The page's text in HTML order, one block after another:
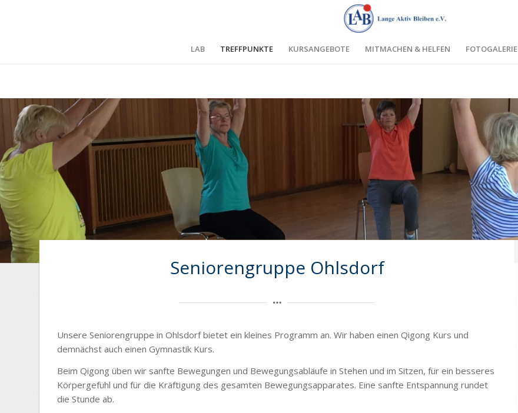
LAB TREFFPUNKTE KURSANGEBOTE MITMACHEN & HELFEN FOTOGALERIE
Seniorengruppe Ohlsdorf
Unsere Seniorengruppe in Ohlsdorf bietet ein kleines Programm an. Wir haben einen Qigong Kurs und
demnächst auch einen Gymnastik Kurs.
Beim Qigong üben wir sanfte Bewegungen und Bewegungsabläufe in Stehen und im Sitzen, für ein besseres
Körpergefühl und für die Kräftigung des gesamten Bewegungsapparates. Eine sanfte Entspannung rundet
die Stunde ab.